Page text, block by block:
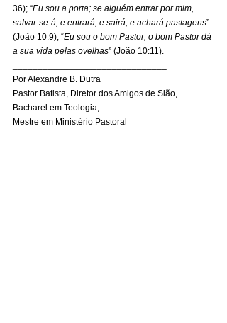
36); “Eu sou a porta; se alguém entrar por mim,
salvar-se-á, e entrará, e sairá, e achará pastagens”
(João 10:9); “Eu sou o bom Pastor; o bom Pastor dá
a sua vida pelas ovelhas” (João 10:11).
Por Alexandre B. Dutra
Pastor Batista, Diretor dos Amigos de Sião,
Bacharel em Teologia,
Mestre em Ministério Pastoral